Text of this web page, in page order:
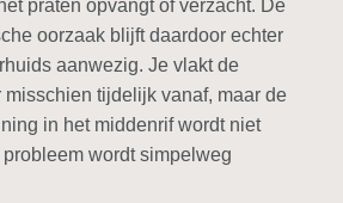
praten opvangt of verzacht. De
oorzaak blijft daardoor echter
aanwezig. Je vlakt de
tijdelijk vanaf, maar de
in het middenrif wordt niet
wordt simpelweg